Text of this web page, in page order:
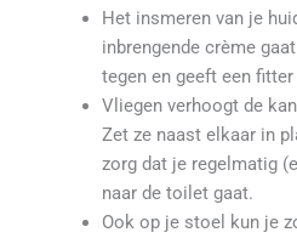
Het insmeren van je
inbrengende crème
tegen en geeft een fitter
Vliegen verhoogt de
Zet ze naast elkaar in
zorg dat je regelmatig
naar de toilet gaat.
Ook op je stoel kun je